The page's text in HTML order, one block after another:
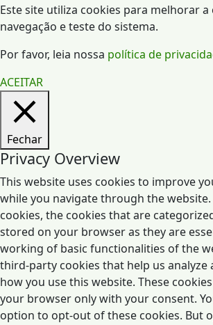
Este site utiliza cookies para melhorar a
navegação e teste do sistema.
Por favor, leia nossa política de
ACEITAR
Fechar
Privacy Overview
This website uses cookies to improve
while you navigate through the
cookies, the cookies that are
stored on your browser as they are
working of basic functionalities of the
third-party cookies that help us analyze
how you use this website. These
your browser only with your consent.
option to opt-out of these cookies. But